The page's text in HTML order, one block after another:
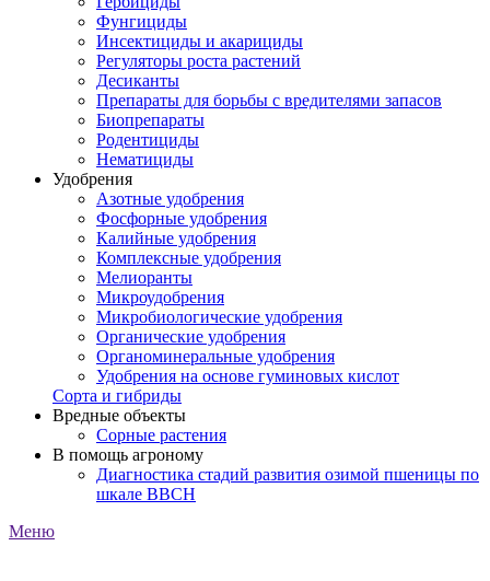
Фунгициды
Инсектициды и акарициды
Регуляторы роста растений
Десиканты
Препараты для борьбы с вредителями запасов
Биопрепараты
Родентициды
Нематициды
Удобрения
Азотные удобрения
Фосфорные удобрения
Калийные удобрения
Комплексные удобрения
Мелиоранты
Микроудобрения
Микробиологические удобрения
Органические удобрения
Органоминеральные удобрения
Удобрения на основе гуминовых кислот
Сорта и гибриды
Вредные объекты
Сорные растения
В помощь агроному
Диагностика стадий развития озимой пшеницы по
шкале ВВСН
Меню